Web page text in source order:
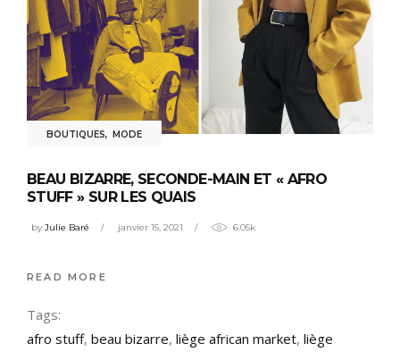
BOUTIQUES, MODE
BEAU BIZARRE, SECONDE-MAIN ET « AFRO
STUFF » SUR LES QUAIS
byJulie Baré janvier 15, 2021 6.05k
READ MORE
Tags:
afro stuff, beau bizarre, liège african market, liège